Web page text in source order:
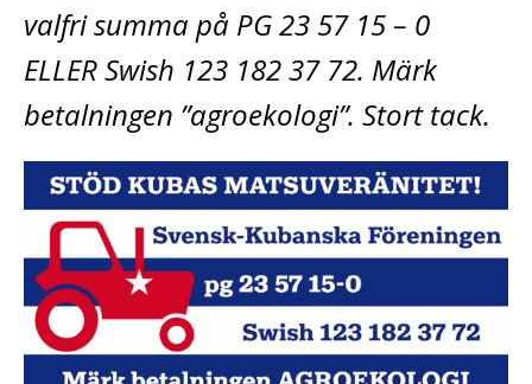
valfri summa på PG 23 57 15 – 0
ELLER Swish 123 182 37 72. Märk
betalningen ”agroekologi”. Stort tack.